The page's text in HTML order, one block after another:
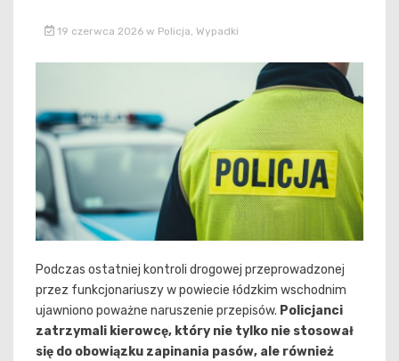
19 czerwca 2026 w Policja Wypadki
Podczas ostatniej kontroli drogowej przeprowadzonej
przez funkcjonariuszy w powiecie łódzkim wschodnim
ujawniono poważne naruszenie przepisów. Policjanci
zatrzymali kierowcę, który nie tylko nie stosował
się do obowiązku zapinania pasów, ale również